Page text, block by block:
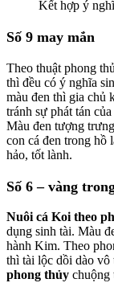
Kết hợp ý
Số 9 may mắn
Theo thuật phong
thì đều có ý nghĩa
màu đen thì gia chủ
tránh sự phát tán
Màu đen tượng
con cá đen trong hồ
hảo, tốt lành.
Số 6 – vàng
Nuôi cá Koi theo
dụng sinh tài. Màu
hành Kim. Theo
thì tài lộc dồi dào
phong thủy chuộng